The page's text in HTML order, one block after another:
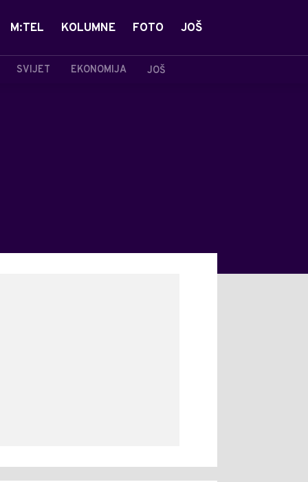
SVIJET EKONOMIJA JOŠ
M:TEL KOLUMNE FOTO JOŠ